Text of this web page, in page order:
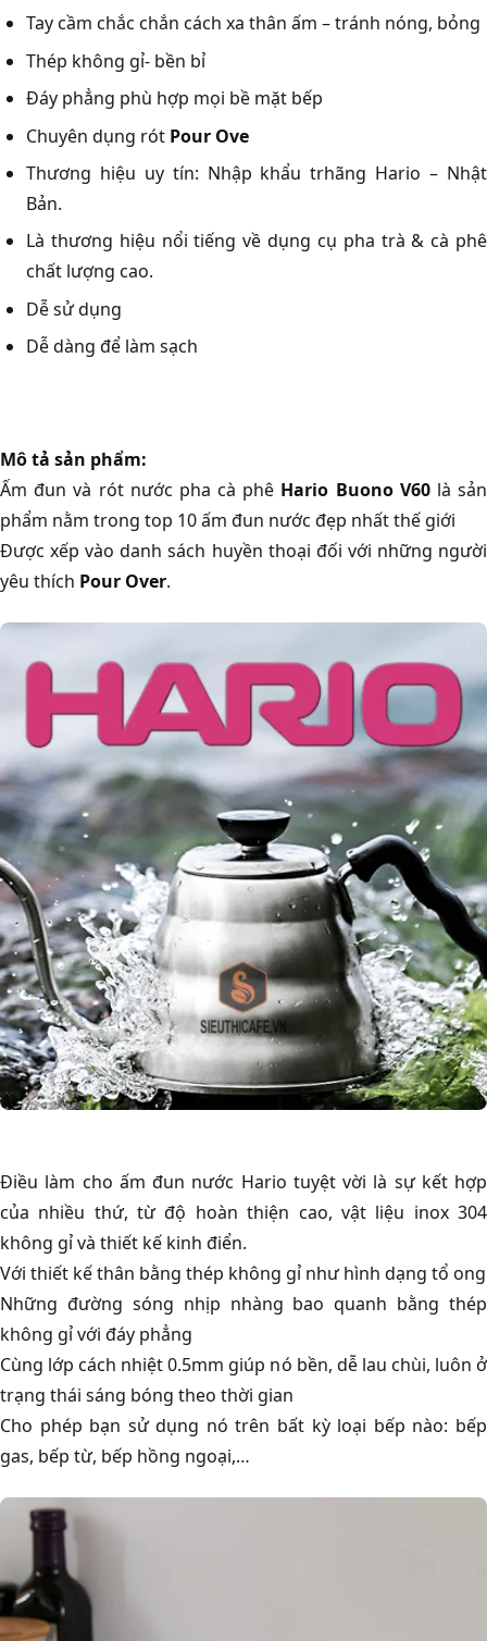
Tay cầm chắc chắn cách xa thân ấm – tránh nóng, bỏng
Thép không gỉ- bền bỉ
Đáy phẳng phù hợp mọi bề mặt bếp
Chuyên dụng rót Pour Ove
Thương hiệu uy tín: Nhập khẩu trhãng Hario – Nhật
Bản.
Là thương hiệu nổi tiếng về dụng cụ pha trà & cà phê
chất lượng cao.
Dễ sử dụng
Dễ dàng để làm sạch
Mô tả sản phẩm:
Ấm đun và rót nước pha cà phê Hario Buono V60là sản
phẩm nằm trong top 10 ấm đun nước đẹp nhất thế giới
Được xếp vào danh sách huyền thoại đối với những người
yêu thích Pour Over.
Điều làm cho ấm đun nước Hario tuyệt vời là sự kết hợp
của nhiều thứ, từ độ hoàn thiện cao, vật liệu inox 304
không gỉ và thiết kế kinh điển.
Với thiết kế thân bằng thép không gỉ như hình dạng tổ ong
Những đường sóng nhịp nhàng bao quanh bằng thép
không gỉ với đáy phẳng
Cùng lớp cách nhiệt 0.5mm giúp nó bền, dễ lau chùi, luôn ở
trạng thái sáng bóng theo thời gian
Cho phép bạn sử dụng nó trên bất kỳ loại bếp nào: bếp
gas, bếp từ, bếp hồng ngoại,…